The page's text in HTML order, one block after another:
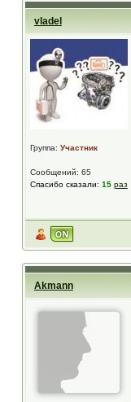
vladel
Группа: Участник
Сообщений: 65
Спасибо сказали: 15 раз
Akmann